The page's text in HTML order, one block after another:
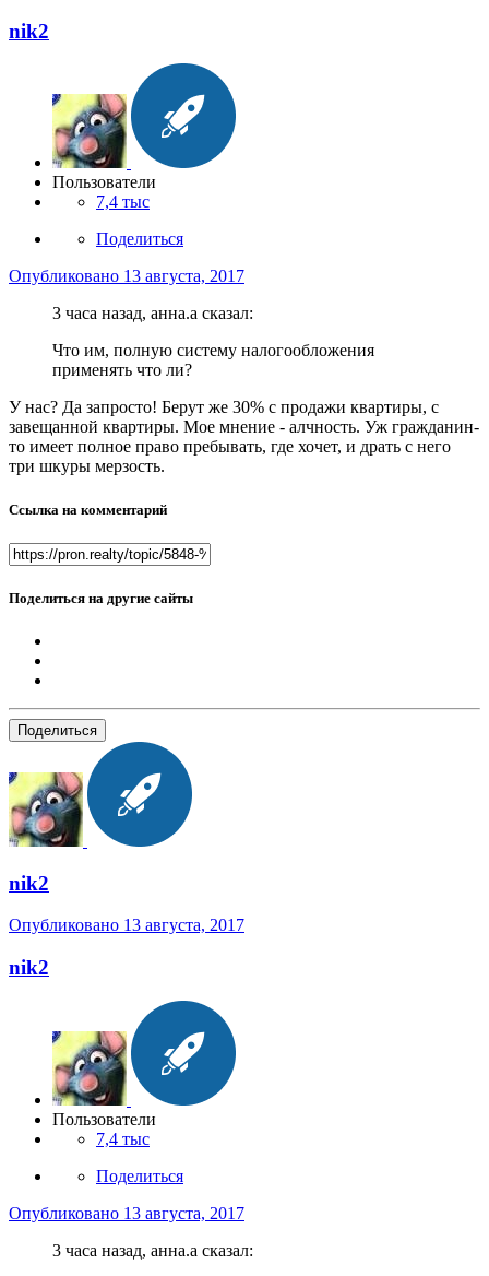
nik2
Пользователи
7,4 тыс
Поделиться
Опубликовано 13 августа, 2017
3 часа назад, анна.a сказал:
Что им, полную систему налогообложения
применять что ли?
У нас? Да запросто! Берут же 30% с продажи квартиры, с
завещанной квартиры. Мое мнение - алчность. Уж гражданин-
то имеет полное право пребывать, где хочет, и драть с него
три шкуры мерзость.
Ссылка на комментарий
Поделиться на другие сайты
Поделиться
nik2
Опубликовано 13 августа, 2017
nik2
Пользователи
7,4 тыс
Поделиться
Опубликовано 13 августа, 2017
3 часа назад, анна.a сказал: